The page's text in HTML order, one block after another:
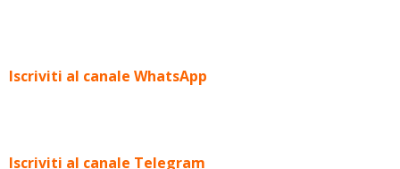
Iscriviti al canale WhatsApp
Iscriviti al canale Telegram